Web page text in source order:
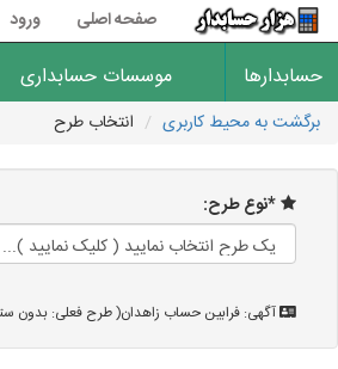
صفحه اصلی ورود
حسابدارها موسسات حسابداری
برگشت به محیط کاربری انتخاب طرح
*نوع طرح:
آگهی: فرابین حساب زاهدان( طرح فعلی: بدون